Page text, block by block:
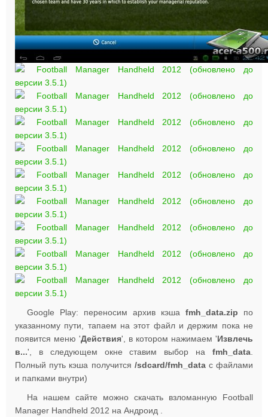
Google Play: переносим архив кэша fmh_data.zip по
указанному пути, тапаем на этот файл и держим пока не
появится меню 'Действия', в котором нажимаем 'Извлечь
в...', в следующем окне ставим выбор на fmh_data
Полный путь кэша получится /sdcard/fmh_dataс файлами
и папками внутри)
На нашем сайте можно скачать взломанную Football
Manager Handheld 2012 на Андроид .